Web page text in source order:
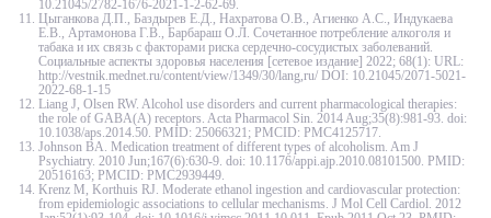
10.21045/2782‑1676‑2021‑1‑2‑62-69.
Цыганкова Д.П., Баздырев Е.Д., Нахратова О.В., Агиенко А.С., Индукаева
Е.В., Артамонова Г.В., Барбараш О.Л. Сочетанное потребление алкоголя и
табака и их связь с факторами риска сердечно-сосудистых заболеваний.
Социальные аспекты здоровья населения [сетевое издание] 2022; 68(1): URL:
http://vestnik.mednet.ru/content/view/1349/30/lang,ru/ DOI: 10.21045/2071-5021-
2022-68-1-15
Liang J, Olsen RW. Alcohol use disorders and current pharmacological therapies:
the role of GABA(A) receptors. Acta Pharmacol Sin. 2014 Aug;35(8):981-93. doi:
10.1038/aps.2014.50. PMID: 25066321; PMCID: PMC4125717.
Johnson BA. Medication treatment of different types of alcoholism. Am J
Psychiatry. 2010 Jun;167(6):630-9. doi: 10.1176/appi.ajp.2010.08101500. PMID:
20516163; PMCID: PMC2939449.
Krenz M, Korthuis RJ. Moderate ethanol ingestion and cardiovascular protection:
from epidemiologic associations to cellular mechanisms. J Mol Cell Cardiol. 2012